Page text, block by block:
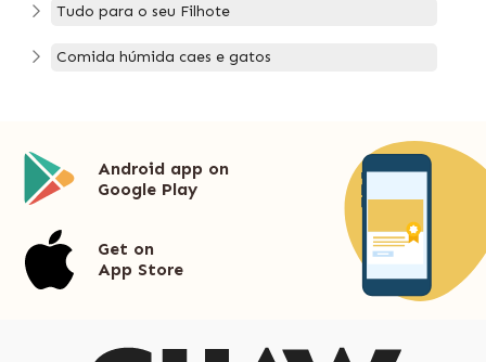
Tudo para o seu Filhote
Comida húmida caes e gatos
Android app on
Google Play
Get on
App Store